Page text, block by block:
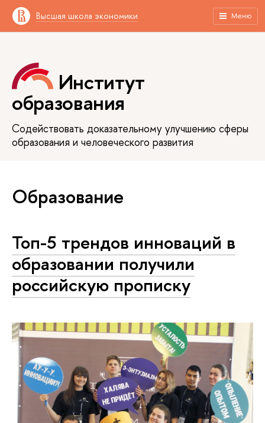
Высшая школа экономики Меню
Институт
образования
Содействовать доказательному улучшению сферы
образования и человеческого развития
Образование
Топ-5 трендов инноваций в
образовании получили
российскую прописку